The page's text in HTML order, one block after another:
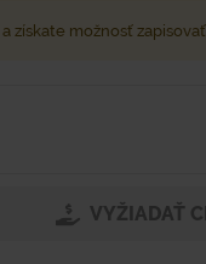
a získate možnosť
VYŽIADAŤ